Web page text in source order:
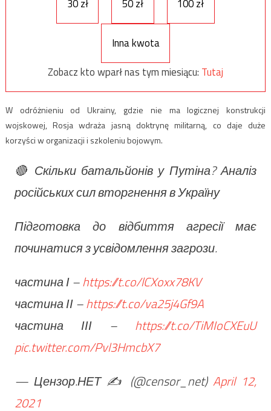
30 zł 50 zł 100 zł
Inna kwota
Zobacz kto wparł nas tym miesiącu: Tutaj
W odróżnieniu od Ukrainy, gdzie nie ma logicznej konstrukcji
wojskowej, Rosja wdraża jasną doktrynę militarną, co daje duże
korzyści w organizacji i szkoleniu bojowym.
🔴 Скільки батальйонів у Путіна? Аналіз
російських сил вторгнення в Україну
Підготовка до відбиття агресії має
починатися з усвідомлення загрози.
частина І –https://t.co/lCXoxx78KV
частина ІІ –https://t.co/va25j4Gf9A
частина ІІІ – https://t.co/TiMIoCXEuU
pic.twitter.com/Pvl3HmcbX7
— Цензор.НЕТ ✍️ (@censor_net) April 12,
2021